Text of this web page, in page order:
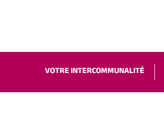
VOTRE INTERCOMMUNALITÉ